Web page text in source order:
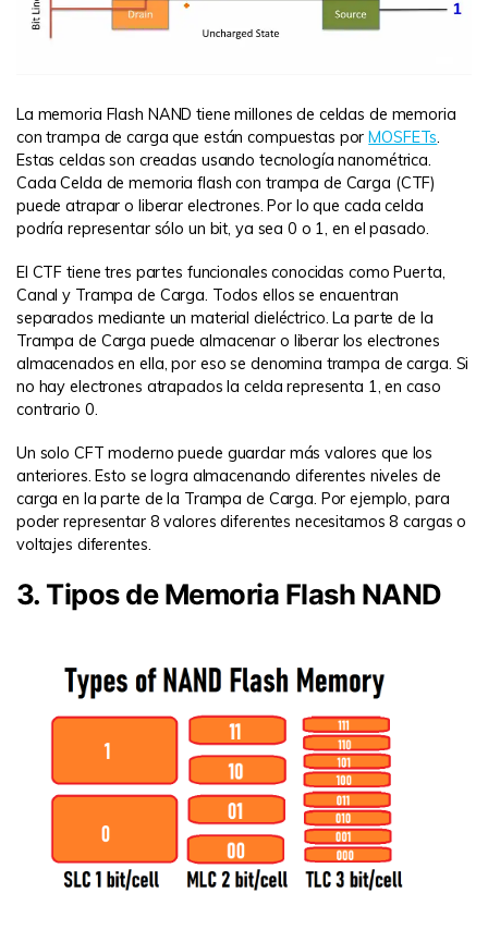
La memoria Flash NAND tiene millones de celdas de memoria
con trampa de carga que están compuestas porMOSFETs.
Estas celdas son creadas usando tecnología nanométrica.
Cada Celda de memoria flash con trampa de Carga (CTF)
puede atrapar o liberar electrones. Por lo que cada celda
podría representar sólo un bit, ya sea 0 o 1, en el pasado.
El CTF tiene tres partes funcionales conocidas como Puerta,
Canal y Trampa de Carga. Todos ellos se encuentran
separados mediante un material dieléctrico. La parte de la
Trampa de Carga puede almacenar o liberar los electrones
almacenados en ella, por eso se denomina trampa de carga. Si
no hay electrones atrapados la celda representa 1, en caso
contrario 0.
Un solo CFT moderno puede guardar más valores que los
anteriores. Esto se logra almacenando diferentes niveles de
carga en la parte de la Trampa de Carga. Por ejemplo, para
poder representar 8 valores diferentes necesitamos 8 cargas o
voltajes diferentes.
3. Tipos de Memoria Flash NAND